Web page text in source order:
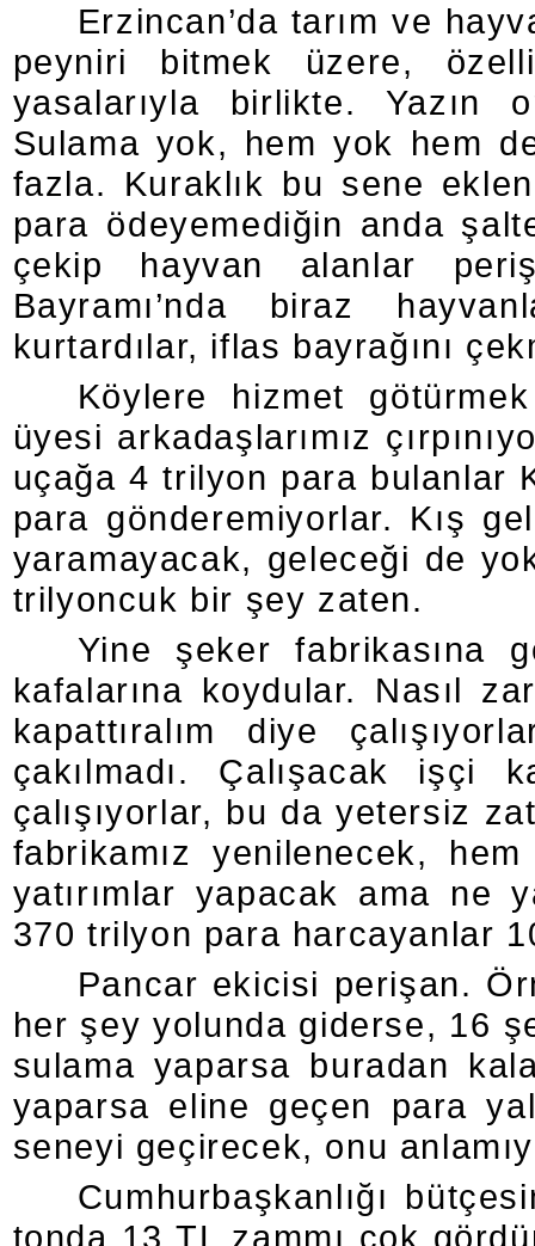
Erzincan’da tarım ve
peyniri bitmek üzere,
yasalarıyla birlikte. Yazın
Sulama yok, hem yok hem
fazla. Kuraklık bu sene
para ödeyemediğin anda
çekip hayvan alanlar
Bayramı’nda biraz
kurtardılar, iflas bayrağını
Köylere hizmet
üyesi arkadaşlarımız
uçağa 4 trilyon para bulanlar
para gönderemiyorlar. Kış
yaramayacak, geleceği de
trilyoncuk bir şey zaten.
Yine şeker fabrikasına
kafalarına koydular. Nasıl
kapattıralım diye
çakılmadı. Çalışacak işçi
çalışıyorlar, bu da yetersiz
fabrikamız yenilenecek,
yatırımlar yapacak ama ne
370 trilyon para harcayanlar
Pancar ekicisi perişan.
her şey yolunda giderse, 16
sulama yaparsa buradan
yaparsa eline geçen para
seneyi geçirecek, onu
Cumhurbaşkanlığı
tonda 13 TL zammı çok